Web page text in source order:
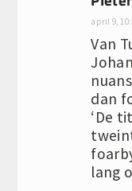
april 9,
Van
dan
‘De
lang